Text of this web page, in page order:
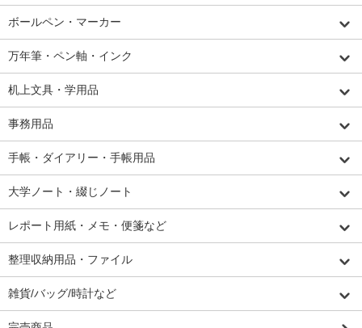
ボールペン・マーカー
万年筆・ペン軸・インク
机上文具・学用品
事務用品
手帳・ダイアリー・手帳用品
大学ノート・綴じノート
レポート用紙・メモ・便箋など
整理収納用品・ファイル
雑貨/バッグ/時計など